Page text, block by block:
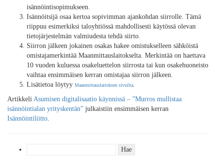
isännöintisopimukseen.
Isännöitsijä osaa kertoa sopivimman ajankohdan siirrolle. Tämä
riippuu esimerkiksi taloyhtiössä mahdollisesti käytössä olevan
tietojärjestelmän valmiudesta tehdä siirto.
Siirron jälkeen jokainen osakas hakee omistukselleen sähköistä
omistajamerkintää Maanmittauslaitokselta. Merkintää on haettava
10 vuoden kuluessa osakeluettelon siirrosta tai kun osakehuoneisto
vaihtaa ensimmäisen kerran omistajaa siirron jälkeen.
Lisätietoa löytyy Maanmittauslaitoksen sivuilta
Artikkeli Asumisen digitalisaatio käynnissä – ”Murros mullistaa
isännöintialan yrityskentän” julkaistiin ensimmäisen kerran
Isännöintiliitto.